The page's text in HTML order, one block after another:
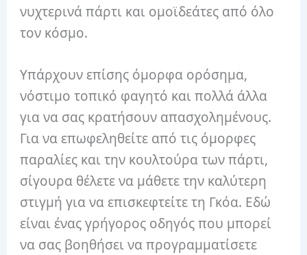
νυχτερινά πάρτι και ομοϊδεάτες από όλο
τον κόσμο.
Υπάρχουν επίσης όμορφα ορόσημα,
νόστιμο τοπικό φαγητό και πολλά άλλα
για να σας κρατήσουν απασχολημένους.
Για να επωφεληθείτε από τις όμορφες
παραλίες και την κουλτούρα των πάρτι,
σίγουρα θέλετε να μάθετε την καλύτερη
στιγμή για να επισκεφτείτε τη Γκόα. Εδώ
είναι ένας γρήγορος οδηγός που μπορεί
να σας βοηθήσει να προγραμματίσετε